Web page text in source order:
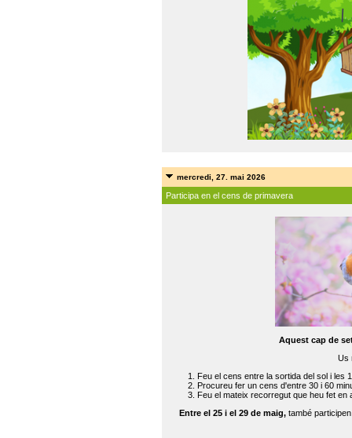
mercredi, 27. mai 2026
Participa en el cens de primavera
Aquest cap de
Us
Feu el cens entre la sortida del sol i les
Procureu fer un cens d'entre 30 i 60
Feu el mateix recorregut que heu fet en
Entre el 25 i el 29 de maig, també